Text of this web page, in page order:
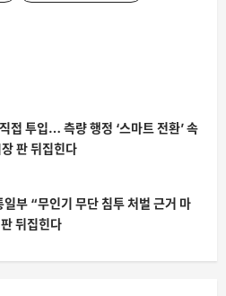
접 투입… 측량 행정 ‘스마트 전환’ 속
판 뒤집힌다
부 “무인기 무단 침투 처벌 근거 마
뒤집힌다